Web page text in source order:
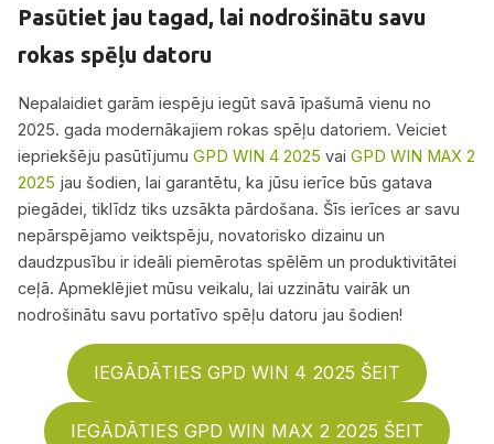
Pasūtiet jau tagad, lai nodrošinātu savu
rokas spēļu datoru
Nepalaidiet garām iespēju iegūt savā īpašumā vienu no
2025. gada modernākajiem rokas spēļu datoriem. Veiciet
iepriekšēju pasūtījumu GPD WIN 4 2025 vai GPD WIN MAX 2
2025 jau šodien, lai garantētu, ka jūsu ierīce būs gatava
piegādei, tiklīdz tiks uzsākta pārdošana. Šīs ierīces ar savu
nepārspējamo veiktspēju, novatorisko dizainu un
daudzpusību ir ideāli piemērotas spēlēm un produktivitātei
ceļā. Apmeklējiet mūsu veikalu, lai uzzinātu vairāk un
nodrošinātu savu portatīvo spēļu datoru jau šodien!
IEGĀDĀTIES GPD WIN 4 2025 ŠEIT
IEGĀDĀTIES GPD WIN MAX 2 2025 ŠEIT